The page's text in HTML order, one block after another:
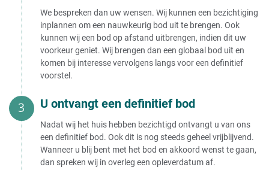
Huis verkopen aan een opkoper
verstandig?
Huis verkopen aan
vastgoedhandelaar
Huis verkopen aan
vastgoedmaatschappij
Huis verkopen
aan vastgoedmakelaar
Huis verkopen aan expats
Huis verkopen aan BV
Huis verkopen aan stichting
Huis verkopen aan bouwpromotor
Huis verkopen aan ouders
Huis verkopen aan broer
Huis verkopen aan kind onder de
Huis verkopen - onder
Huis verkopen in eigen beheer
Huis verkopen onder bod
Huis verkopen onder btw stelsel
Huis verkopen onder voorbehoud
voorbehoud van huurrecht
Huis verkopen kosten
Zelf uw huis verkopen kosten
We bespreken dan uw wensen. Wij kunnen een bezichtiging
inplannen om een nauwkeurig bod uit te brengen. Ook
kunnen wij een bod op afstand uitbrengen, indien dit uw
voorkeur geniet. Wij brengen dan een globaal bod uit en
komen bij interesse vervolgens langs voor een definitief
voorstel.
U ontvangt een definitief bod
Nadat wij het huis hebben bezichtigd ontvangt u van ons
een definitief bod. Ook dit is nog steeds geheel vrijblijvend.
Wanneer u blij bent met het bod en akkoord wenst te gaan,
dan spreken wij in overleg een opleverdatum af.